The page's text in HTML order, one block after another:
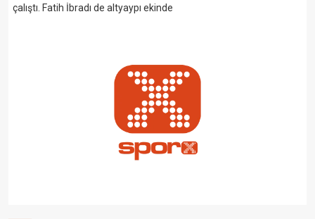
çalıştı. Fatih İbradı de altyaypı ekinde